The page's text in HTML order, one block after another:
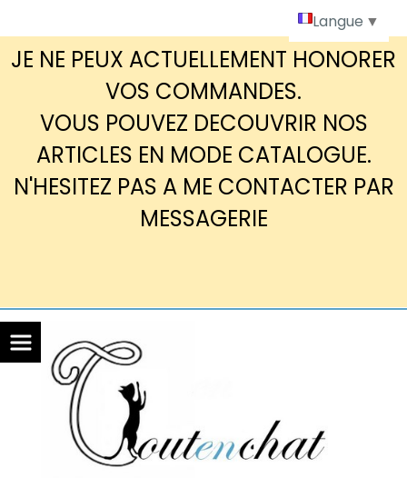
JE NE PEUX ACTUELLEMENT HONORER
VOS COMMANDES.
VOUS POUVEZ DECOUVRIR NOS
ARTICLES EN MODE CATALOGUE.
N'HESITEZ PAS A ME CONTACTER PAR
MESSAGERIE
Langue ▼